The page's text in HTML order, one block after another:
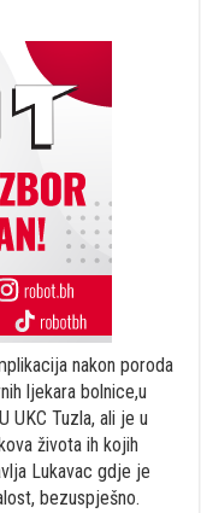
nakon poroda
ljekara bolnice,u
UKC Tuzla, ali je u
života ih kojih
Lukavac gdje je
bezuspješno.